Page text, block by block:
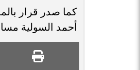
كما صدر قرار
أحمد السولية